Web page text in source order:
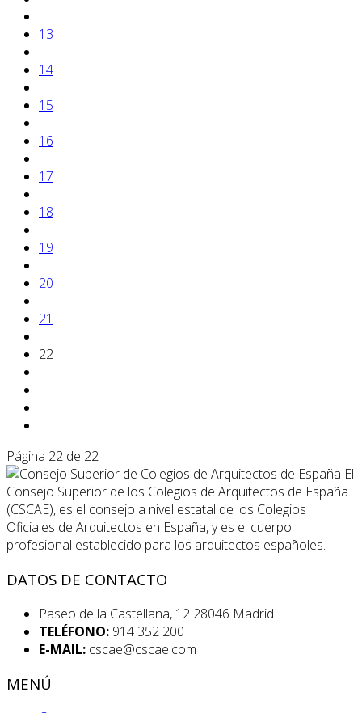
13
14
15
16
17
18
19
20
21
22
Página 22 de 22
El
Consejo Superior de los Colegios de Arquitectos de España
(CSCAE), es el consejo a nivel estatal de los Colegios
Oficiales de Arquitectos en España, y es el cuerpo
profesional establecido para los arquitectos españoles.
DATOS DE CONTACTO
Paseo de la Castellana, 12 28046 Madrid
TELÉFONO: 914 352 200
E-MAIL: cscae@cscae.com
MENÚ